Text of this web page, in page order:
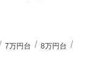
7万円台
8万円台